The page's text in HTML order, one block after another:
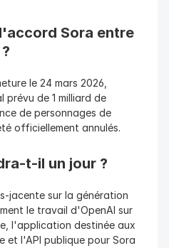
Sora entre
le 24 mars 2026,
prévu de 1 milliard de
de personnages de
officiellement annulés.
t-il un jour ?
jacente sur la génération
le travail d'OpenAI sur
l'application destinée aux
et l'API publique pour Sora